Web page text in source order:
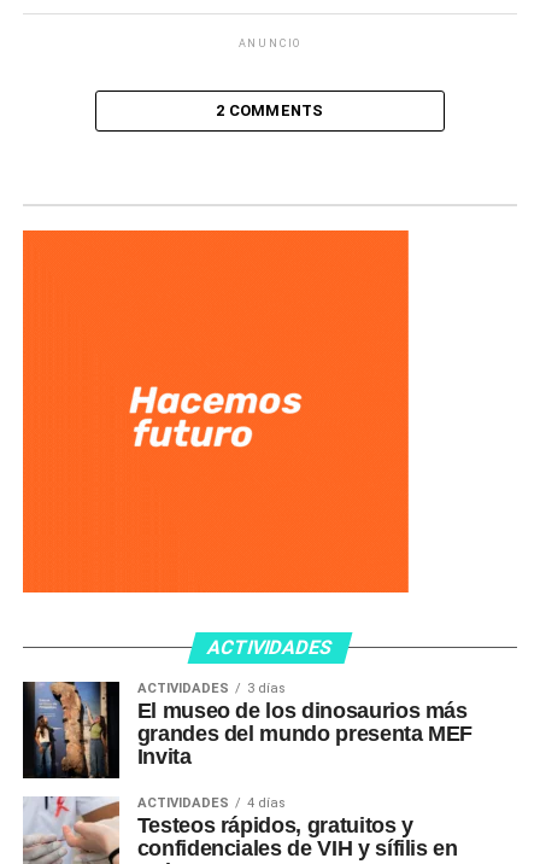
ANUNCIO
2 COMMENTS
ACTIVIDADES
ACTIVIDADES 3 días
El museo de los dinosaurios más
grandes del mundo presenta MEF
Invita
ACTIVIDADES 4 días
Testeos rápidos, gratuitos y
confidenciales de VIH y sífilis en